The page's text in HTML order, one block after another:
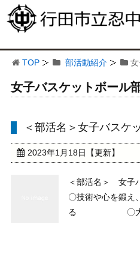
TOP 部活動紹介
女子バスケットボール
＜部活名＞女子バスケ
2023年1月18日 【更新】
＜部活名＞ 女子
〇技術や心を鍛え
る 〇大会で